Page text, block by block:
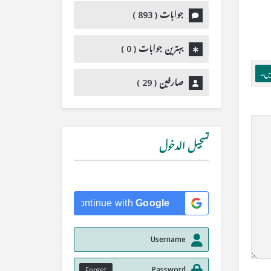
جوابات (893
)
بہترین جوابات (0
)
صارفین (29
)
تسجيل الدخول
Continue with Google